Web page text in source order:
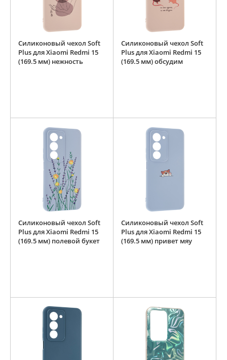
Силиконовый чехол Soft
Plus для Xiaomi Redmi 15
(169.5 мм) нежность
Силиконовый чехол Soft
Plus для Xiaomi Redmi 15
(169.5 мм) обсудим
Силиконовый чехол Soft
Plus для Xiaomi Redmi 15
(169.5 мм) полевой букет
Силиконовый чехол Soft
Plus для Xiaomi Redmi 15
(169.5 мм) привет мяу